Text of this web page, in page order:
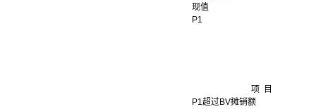
现值
P1
项 目
P1超过BV摊销额